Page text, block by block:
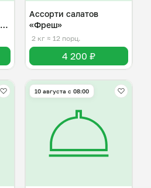
Ассорти салатов
«Фреш»
2 кг ≈ 12 порц.
4 200 ₽
10 августа с 08:00